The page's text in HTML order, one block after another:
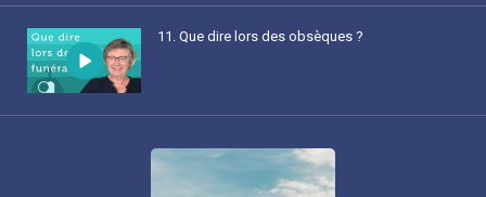
11 . Que dire lors des obsèques ?